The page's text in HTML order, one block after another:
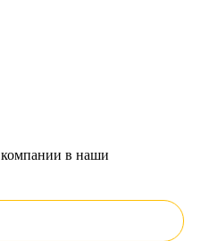
компании в наши